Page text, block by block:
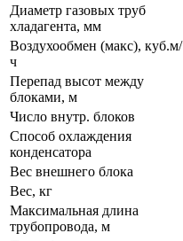
Диаметр газовых труб
хладагента, мм
Воздухообмен (макс), куб.м/
ч
Перепад высот между
блоками, м
Число внутр. блоков
Способ охлаждения
конденсатора
Вес внешнего блока
Вес, кг
Максимальная длина
трубопровода, м